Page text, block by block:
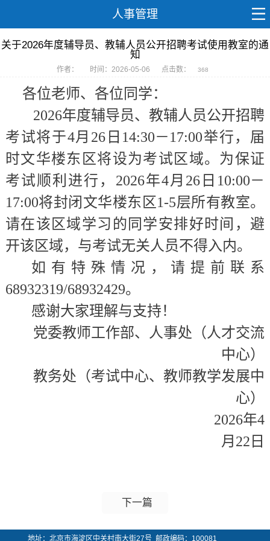
人事管理
关于2026年度辅导员、教辅人员公开招聘考试使用教室的通
知
作者： 时间：2026-05-06 点击数： 368
各位老师、各位同学：
2026年度辅导员、 教辅人员公开招聘
考试将于4月 26 日 14:30－17:00举行，届
时文华楼东区将设为考试区域。 为保证
考试顺利进行， 2026年4月 26日 10:00－
17:00将封闭文华楼东区1-5层所有教室。
请在该区域学习的同学安排好时间，避
开该区域，与考试无关人员不得入内。
如有特殊情况，请提前联系
68932319/68932429。
感谢大家理解与支持！
党委教师工作部、人事处（人才交流
中心）
教务处（考试中心、教师教学发展中
心）
2026年4
月22日
下一篇
地址：北京市海淀区中关村南大街27号 邮政编码：100081